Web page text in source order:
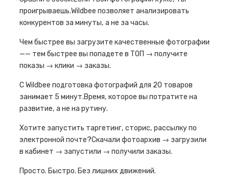
проигрываешь.Wildbee позволяет анализировать
конкурентов за минуты, а не за часы.
Чем быстрее вы загрузите качественные фотографии
—— тем быстрее вы попадете в ТОП → получите
показы → клики → заказы.
С Wildbee подготовка фотографий для 20 товаров
занимает 5 минут.Время, которое вы потратите на
развитие, а не на рутину.
Хотите запустить таргетинг, сторис, рассылку по
электронной почте?Скачали фотоархив → загрузили
в кабинет → запустили → получили заказы.
Просто. Быстро. Без лишних движений.